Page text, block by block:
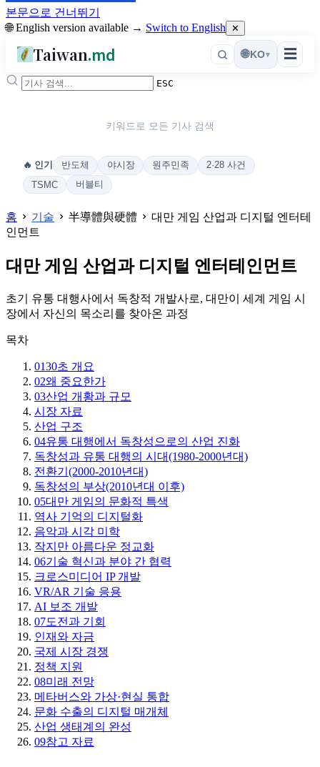
본문으로 건너뛰기
🌐 English version available → Switch to English ✕
Taiwan.md ☰
🌐KO▾
ESC
키워드로 모든 기사 검색
🔥 인기 반도체 야시장 원주민족
2·28 사건
TSMC
버블티
홈 기술 半導體與硬體
대만 게임 산업과 디지털 엔터테
인먼트
대만 게임 산업과 디지털 엔터테인먼트
초기 유통 대행사에서 독창적 개발사로, 대만이 세계 게임 시
장에서 자신의 목소리를 찾아온 과정
목차
0130초 개요
02왜 중요한가
03산업 개황과 규모
시장 자료
산업 구조
04유통 대행에서 독창성으로의 산업 진화
독창성과 유통 대행의 시대(1980-2000년대)
전환기(2000-2010년대)
독창성의 부상(2010년대 이후)
05대만 게임의 문화적 특색
역사 기억의 디지털화
음악과 시각 미학
작지만 아름다운 정교화
06기술 혁신과 분야 간 협력
크로스미디어 IP 개발
VR/AR 기술 응용
AI 보조 개발
07도전과 기회
인재와 자금
국제 시장 경쟁
정책 지원
08미래 전망
메타버스와 가상·현실 통합
문화 수출의 디지털 매개체
산업 생태계의 완성
09참고 자료